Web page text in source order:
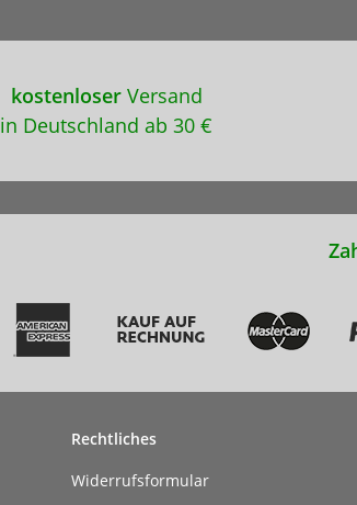
kostenloserVersand
in Deutschland ab 30 €
Rechtliches
Widerrufsformular